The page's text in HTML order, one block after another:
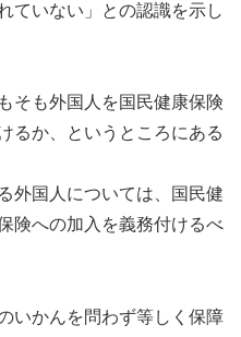
ていない」との認識を示し
そも外国人を国民健康保険
るか、というところにある
外国人については、国民健
険への加入を義務付けるべ
いかんを問わず等しく保障